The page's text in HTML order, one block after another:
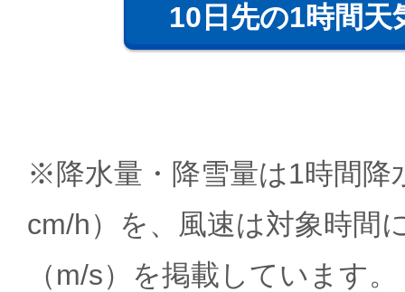
10日先の1時間天
※降水量・降雪量は1時間降
cm/h）を、風速は対象時間
（m/s）を掲載しています。